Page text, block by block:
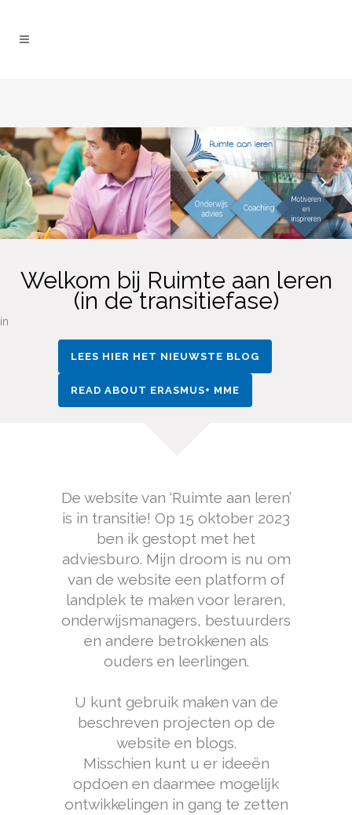
Welkom bij Ruimte aan leren
(in de transitiefase)
in
LEES HIER HET NIEUWSTE BLOG
READ ABOUT ERASMUS+ MME
De website van ‘Ruimte aan leren’
is in transitie! Op 15 oktober 2023
ben ik gestopt met het
adviesburo. Mijn droom is nu om
van de website een platform of
landplek te maken voor leraren,
onderwijsmanagers, bestuurders
en andere betrokkenen als
ouders en leerlingen.
U kunt gebruik maken van de
beschreven projecten op de
website en blogs.
Misschien kunt u er ideeën
opdoen en daarmee mogelijk
ontwikkelingen in gang te zetten